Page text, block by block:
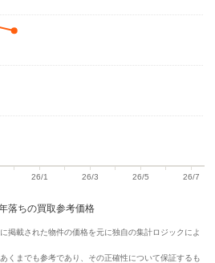
落ちの買取参考価格
掲載された物件の価格を元に独自の集計ロジックによ
くまでも参考であり、その正確性について保証するも